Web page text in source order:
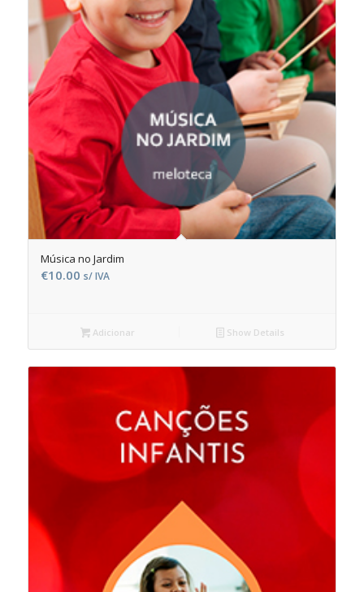
Música no Jardim
€10.00 s/ IVA
Adicionar Show Details